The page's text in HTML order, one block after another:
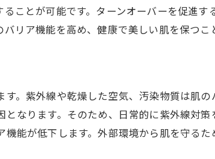
アンチエイジングの観点から見る
最新の美容成分と細胞の関係
美容目的での細胞活性化法
皮膚の健康を左右する細胞の働きと正
皮膚の免疫機能とその重要性
ことが可能です。ターンオーバーを促進
リア機能を高め、健康で美しい肌を保つこ
。紫外線や乾燥した空気、汚染物質は肌
なります。そのため、日常的に紫外線対
能が低下します。外部環境から肌を守る